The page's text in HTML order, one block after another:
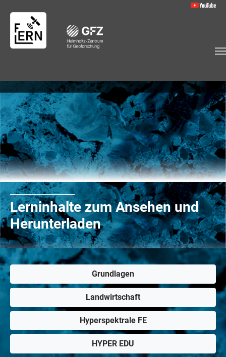
Skip to main content
Lerninhalte zum Ansehen und
Herunterladen
Grundlagen
Landwirtschaft
Hyperspektrale FE
HYPER EDU